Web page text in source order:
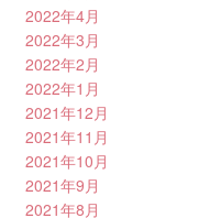
2022年4月
2022年3月
2022年2月
2022年1月
2021年12月
2021年11月
2021年10月
2021年9月
2021年8月